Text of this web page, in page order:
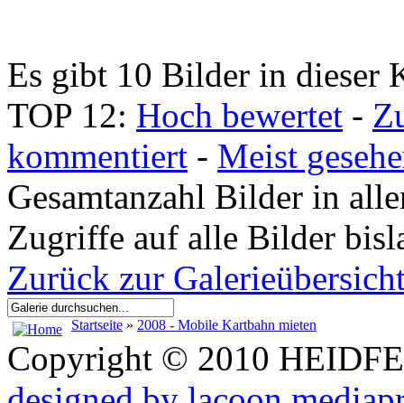
Es gibt 10 Bilder in dieser
TOP 12: Hoch bewertet -
kommentiert - Meist
Gesamtanzahl Bilder in
Zugriffe auf alle Bilder
Zurück zur
Startseite » 2008 - Mobile Kartbahn mieten
Copyright © 2010